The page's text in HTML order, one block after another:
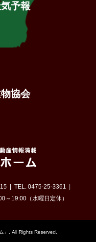
予報
協会
TEL. 0475-25-3361
～19:00（水曜日定休）
」 . All Rights Reserved.